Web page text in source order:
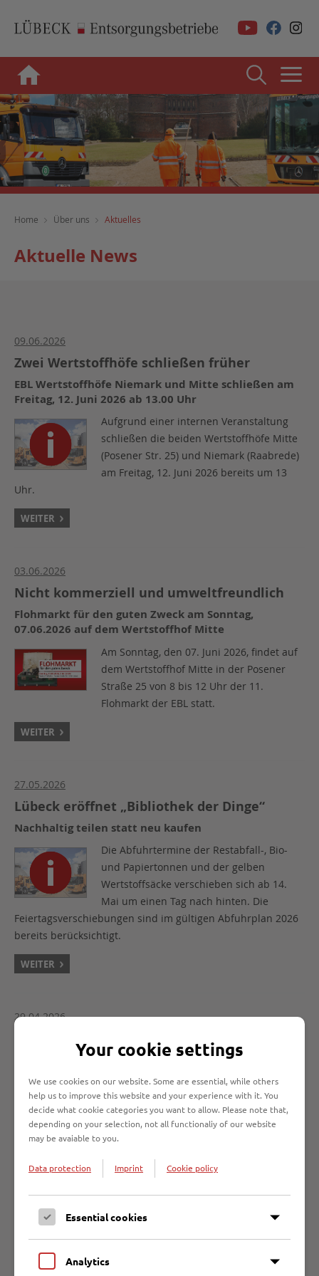
Home Über uns Aktuelles
Aktuelle News
09.06.2026
Zwei Wertstoffhöfe schließen früher
EBL Wertstoffhöfe Niemark und Mitte schließen am
Freitag, 12. Juni 2026 ab 13.00 Uhr
Aufgrund einer internen Veranstaltung
schließen die beiden Wertstoffhöfe Mitte
(Posener Str. 25) und Niemark (Raabrede)
am Freitag, 12. Juni 2026 bereits um 13
Uhr.
WEITER
03.06.2026
Nicht kommerziell und umweltfreundlich
Flohmarkt für den guten Zweck am Sonntag,
07.06.2026 auf dem Wertstoffhof Mitte
Am Sonntag, den 07. Juni 2026, findet auf
dem Wertstoffhof Mitte in der Posener
Straße 25 von 8 bis 12 Uhr der 11.
Flohmarkt der EBL statt.
WEITER
27.05.2026
Lübeck eröffnet „Bibliothek der Dinge“
Nachhaltig teilen statt neu kaufen
Die Abfuhrtermine der Restabfall-, Bio-
und Papiertonnen und der gelben
Wertstoffsäcke verschieben sich ab 14.
Mai um einen Tag nach hinten. Die
Feiertagsverschiebungen sind im gültigen Abfuhrplan 2026
bereits berücksichtigt.
WEITER
29.04.2026
Verschiebung der Müllabfuhr zum 14. Mai
2026 / Kundenservice geschlossen
Die Abfuhrtermine der Restabfall-, Bio-
und Papiertonnen und der gelben
Wertstoffsäcke verschieben sich ab 14.
Mai um einen Tag nach hinten. Die
Feiertagsverschiebungen sind im gültigen Abfuhrplan 2026
bereits berücksichtigt.
WEITER
Bauarbeiten in der Schleusenstraße starten
Your cookie settings
We use cookies on our website. Some are essential, while others
help us to improve this website and your experience with it. You
decide what cookie categories you want to allow. Please note that,
depending on your selection, not all functionaliy of our website
may be avaiable to you.
Data protection Imprint Cookie policy
Essential cookies
Analytics